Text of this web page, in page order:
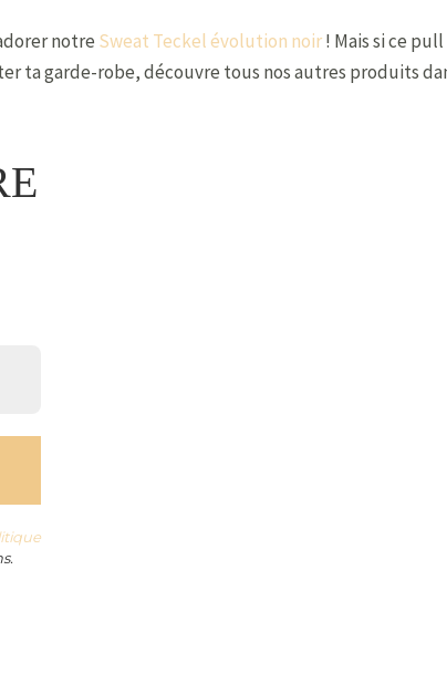
notre Sweat Teckel évolution noir! Mais si ce
ta garde-robe, découvre tous nos autres produits